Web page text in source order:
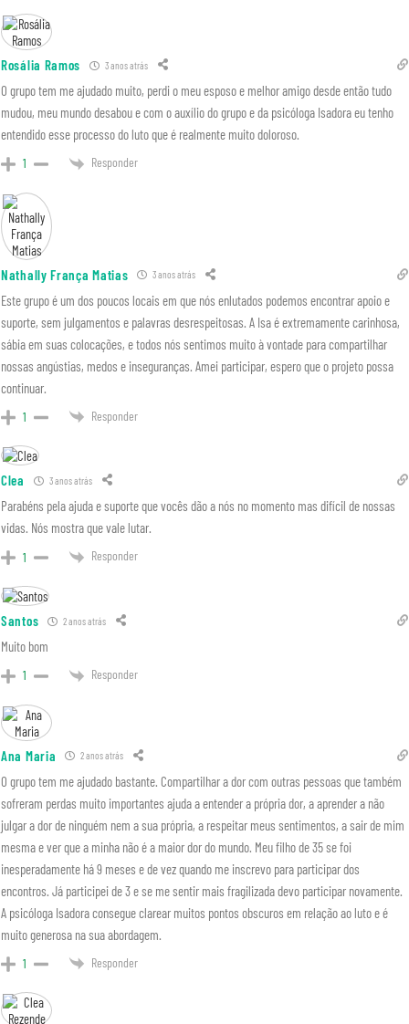
Rosália Ramos 3 anos atrás
O grupo tem me ajudado muito, perdi o meu esposo e melhor amigo desde então tudo
mudou, meu mundo desabou e com o auxílio do grupo e da psicóloga Isadora eu tenho
entendido esse processo do luto que é realmente muito doloroso.
1 Responder
Nathally França Matias 3 anos atrás
Este grupo é um dos poucos locais em que nós enlutados podemos encontrar apoio e
suporte, sem julgamentos e palavras desrespeitosas. A Isa é extremamente carinhosa,
sábia em suas colocações, e todos nós sentimos muito à vontade para compartilhar
nossas angústias, medos e inseguranças. Amei participar, espero que o projeto possa
continuar.
1 Responder
Clea 3 anos atrás
Parabéns pela ajuda e suporte que vocês dão a nós no momento mas difícil de nossas
vidas. Nós mostra que vale lutar.
1 Responder
Santos 2 anos atrás
Muito bom
1 Responder
Ana Maria 2 anos atrás
O grupo tem me ajudado bastante. Compartilhar a dor com outras pessoas que também
sofreram perdas muito importantes ajuda a entender a própria dor, a aprender a não
julgar a dor de ninguém nem a sua própria, a respeitar meus sentimentos, a sair de mim
mesma e ver que a minha não é a maior dor do mundo. Meu filho de 35 se foi
inesperadamente há 9 meses e de vez quando me inscrevo para participar dos
encontros. Já participei de 3 e se me sentir mais fragilizada devo participar novamente.
A psicóloga Isadora consegue clarear muitos pontos obscuros em relação ao luto e é
muito generosa na sua abordagem.
1 Responder